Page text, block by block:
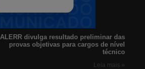
ALERR divulga resultado preliminar das
provas objetivas para cargos de nível
técnico
Leia mais »